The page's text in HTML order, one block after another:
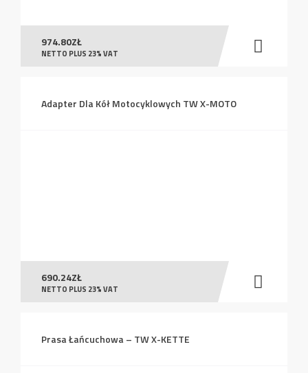
974.80ZŁ
NETTO PLUS 23% VAT
Adapter Dla Kół Motocyklowych TW X-MOTO
690.24ZŁ
NETTO PLUS 23% VAT
Prasa Łańcuchowa – TW X-KETTE